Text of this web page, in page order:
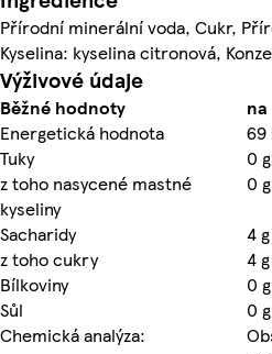
Přírodní minerální voda, Cukr,
Kyselina: kyselina citronová,
Výživové údaje
Běžné hodnoty
Energetická hodnota
69
Tuky
0 g
z toho nasycené mastné
kyseliny
0 g
Sacharidy
4 g
z toho cukry
4 g
Bílkoviny
0 g
Sůl
0 g
Chemická analýza: